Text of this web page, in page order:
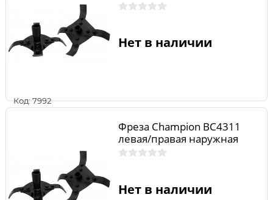
Код: 7992
Нет в наличии
Фреза Champion BC4311
левая/правая наружная
Нет в наличии